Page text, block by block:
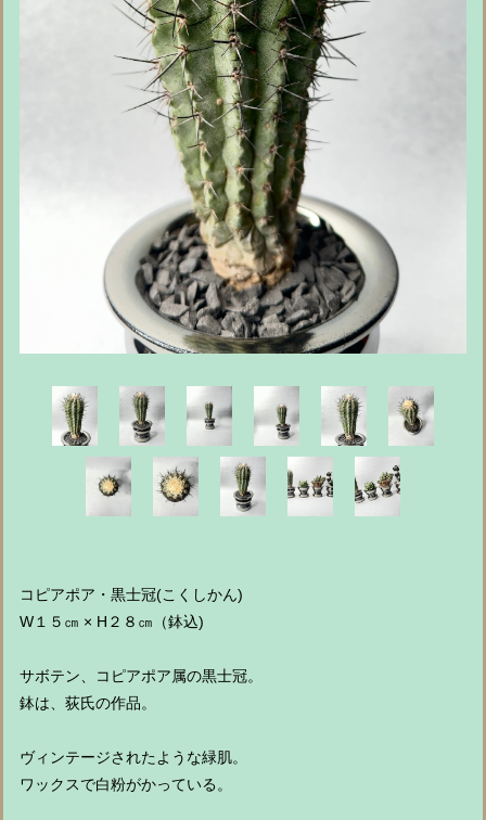
コピアポア・黒士冠(こくしかん)
W１５㎝ × H２８㎝（鉢込)
サボテン、コピアポア属の黒士冠。
鉢は、荻氏の作品。
ヴィンテージされたような緑肌。
ワックスで白粉がかっている。